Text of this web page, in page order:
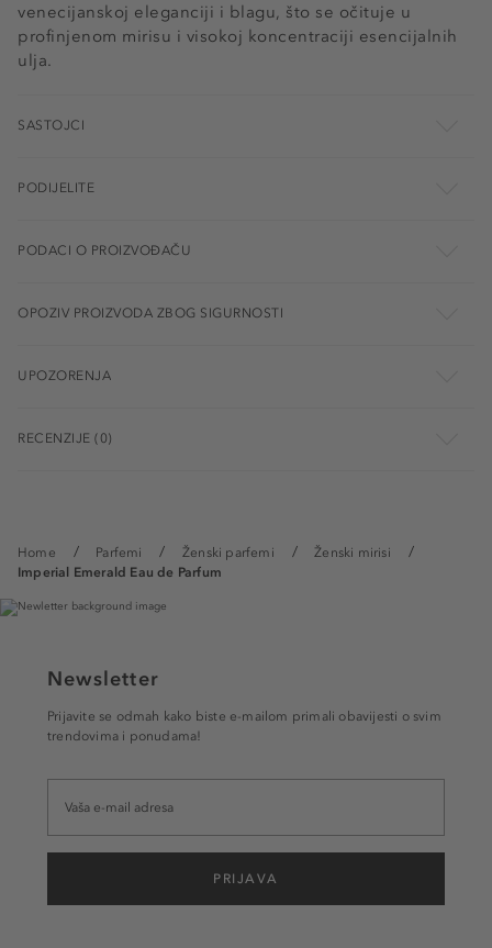
Home Parfemi Ženski parfemi
Ženski mirisi
Imperial Emerald Eau de Parfum
venecijanskoj eleganciji i blagu, što se očituje u
profinjenom mirisu i visokoj koncentraciji esencijalnih
ulja.
SASTOJCI
PODIJELITE
PODACI O PROIZVOĐAČU
OPOZIV PROIZVODA ZBOG SIGURNOSTI
UPOZORENJA
RECENZIJE (0)
Newsletter
Prijavite se odmah kako biste e-mailom primali obavijesti o svim
trendovima i ponudama!
PRIJAVA